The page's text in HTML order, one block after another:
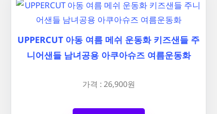
UPPERCUT 아동 여름 메쉬 운동화 키즈샌들 주
니어샌들 남녀공용 아쿠아슈즈 여름운동화
가격 : 26,900원